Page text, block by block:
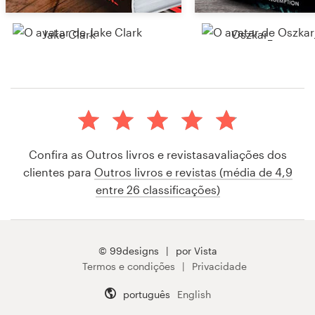
Jake Clark Oszkar_
Confira as Outros livros e revistasavaliações dos
clientes para Outros livros e revistas (média de 4,9
entre 26 classificações)
© 99designs
por Vista
Termos e condições
Privacidade
português English